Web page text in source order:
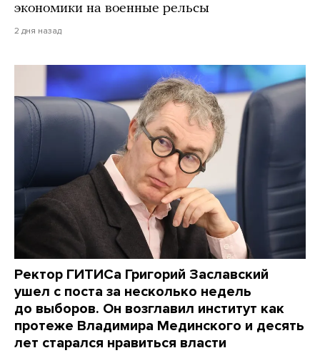
экономики на военные рельсы
2 дня назад
Ректор ГИТИСа Григорий Заславский
ушел с поста за несколько недель
до выборов. Он возглавил институт как
протеже Владимира Мединского и десять
лет старался нравиться власти